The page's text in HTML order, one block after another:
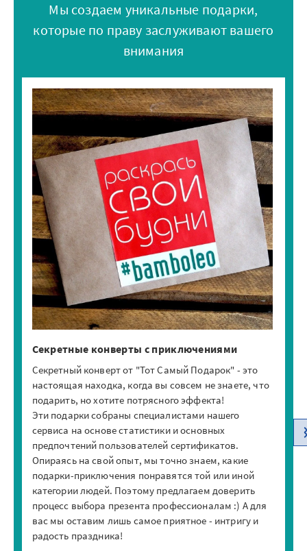
Мы создаем уникальные подарки,
которые по праву заслуживают вашего
внимания
Секретные конверты с приключениями
Секретный конверт от "Тот Самый Подарок" - это
настоящая находка, когда вы совсем не знаете, что
подарить, но хотите потрясного эффекта!
Эти подарки собраны специалистами нашего
сервиса на основе статистики и основных
предпочтений пользователей сертификатов.
Опираясь на свой опыт, мы точно знаем, какие
подарки-приключения понравятся той или иной
категории людей. Поэтому предлагаем доверить
процесс выбора презента профессионалам :) А для
вас мы оставим лишь самое приятное - интригу и
радость праздника!